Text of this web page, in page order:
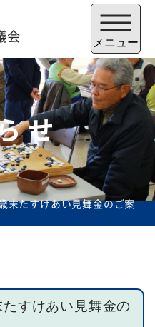
会 メニュー
閉じる
サービス
せ
末たすけあい見舞金のご案
すけあい見舞金の